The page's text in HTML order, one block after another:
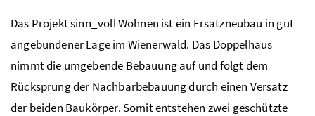
Das Projekt sinn_voll Wohnen ist ein Ersatzneubau in gut
angebundener Lage im Wienerwald. Das Doppelhaus
nimmt die umgebende Bebauung auf und folgt dem
Rücksprung der Nachbarbebauung durch einen Versatz
der beiden Baukörper. Somit entstehen zwei geschützte